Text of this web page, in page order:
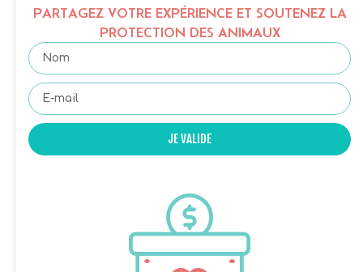
PARTAGEZ VOTRE EXPÉRIENCE ET SOUTENEZ LA
PROTECTION DES ANIMAUX
JE VALIDE